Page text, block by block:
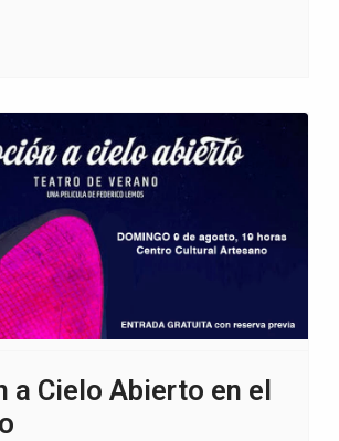
a Cielo Abierto en el